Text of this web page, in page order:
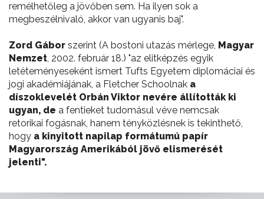
remélhetőleg a jövőben sem. Ha ilyen sok a
megbeszélnivaló, akkor van ugyanis baj".
Zord Gábor szerint (A bostoni utazás mérlege, Magyar
Nemzet, 2002. február 18.) "az elitképzés egyik
letéteményeseként ismert Tufts Egyetem diplomáciai és
jogi akadémiájának, a Fletcher Schoolnak a
díszoklevelét Orbán Viktor nevére állították ki
ugyan, de a fentieket tudomásul véve nemcsak
retorikai fogásnak, hanem tényközlésnek is tekinthető,
hogy a kinyitott napilap formátumú papír
Magyarország Amerikából jövő elismerését
jelenti".